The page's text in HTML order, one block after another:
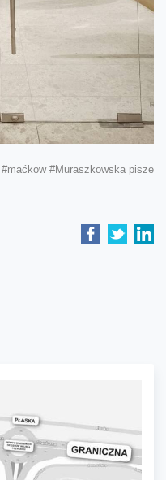
#maćkow #Muraszkowska pisze